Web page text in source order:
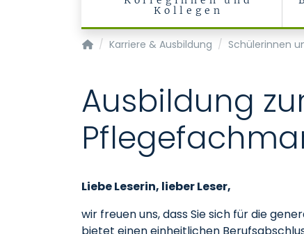
Kollegen
Startseite
Karriere & Ausbildung Schülerinnen
Ausbildung
Liebe Leserin, lieber Leser,
wir freuen uns, dass Sie sich für die